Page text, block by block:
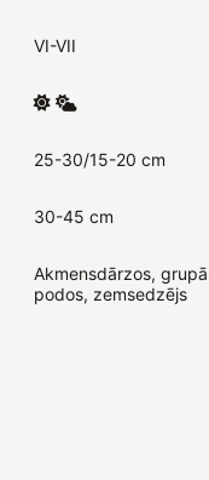
VI-VII
25-30/15-20 cm
30-45 cm
Akmensdārzos,
podos, zemsedzējs